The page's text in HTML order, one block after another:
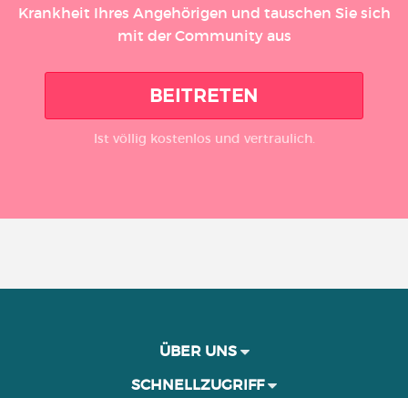
Krankheit Ihres Angehörigen und tauschen Sie sich
mit der Community aus
BEITRETEN
Ist völlig kostenlos und vertraulich.
ÜBER UNS
SCHNELLZUGRIFF